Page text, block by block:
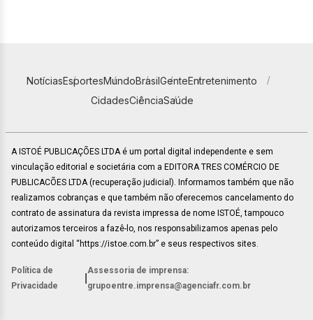
NotíciasEsportesMundoBrasilGenteEntretenimento
CidadesCiênciaSaúde
A ISTOÉ PUBLICAÇÕES LTDA é um portal digital independente e sem
vinculação editorial e societária com a EDITORA TRES COMÉRCIO DE
PUBLICACÕES LTDA (recuperação judicial). Informamos também que não
realizamos cobranças e que também não oferecemos cancelamento do
contrato de assinatura da revista impressa de nome ISTOÉ, tampouco
autorizamos terceiros a fazê-lo, nos responsabilizamos apenas pelo
conteúdo digital “https://istoe.com.br” e seus respectivos sites.
Política de
Privacidade
Assessoria de imprensa:
grupoentre.imprensa@agenciafr.com.br